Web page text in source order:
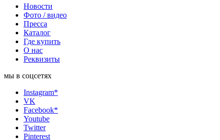
Новости
Фото / видео
Пресса
Каталог
Где купить
О нас
Реквизиты
мы в соцсетях
Instagram*
VK
Facebook*
Youtube
Twitter
Pinterest